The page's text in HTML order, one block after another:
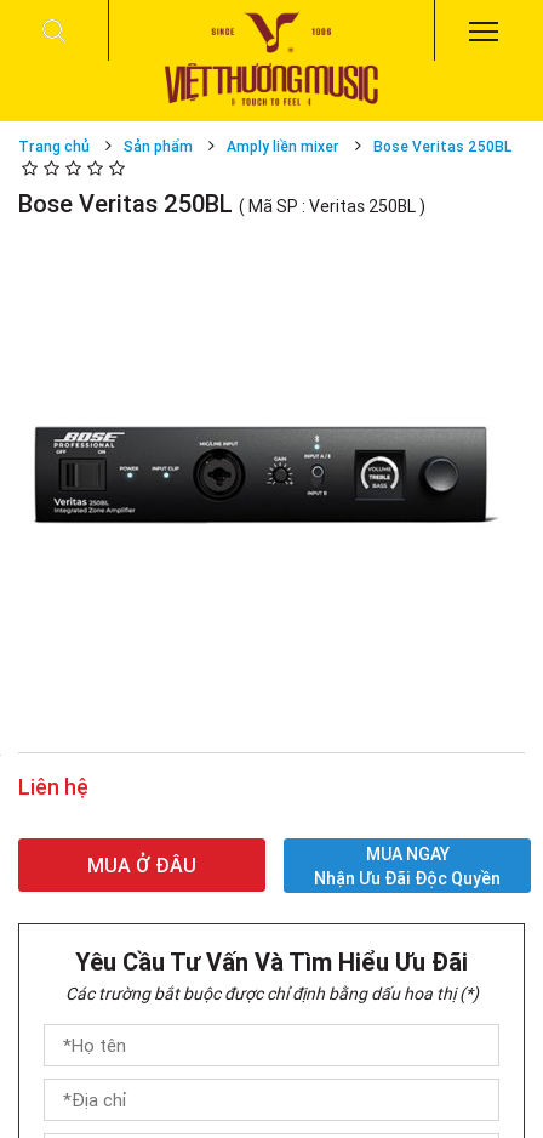
Trang chủ Sản phẩm Amply liền mixer Bose Veritas 250BL
Bose Veritas 250BL ( Mã SP : Veritas 250BL )
Liên hệ
MUA Ở ĐÂU
MUA NGAY
Nhận Ưu Đãi Độc Quyền
Yêu Cầu Tư Vấn Và Tìm Hiểu Ưu Đãi
Các trường bắt buộc được chỉ định bằng dấu hoa thị (*)